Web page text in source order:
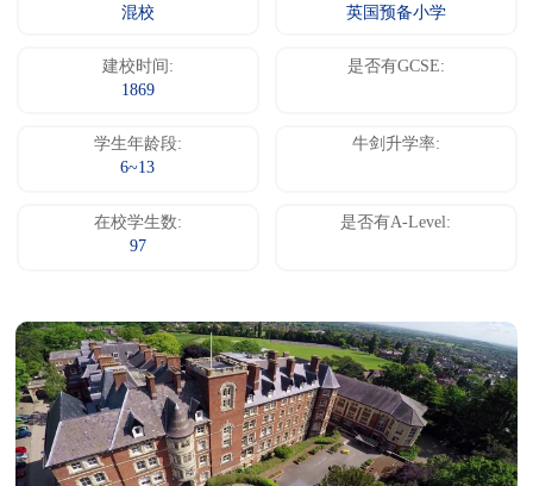
混校
英国预备小学
建校时间:
1869
是否有GCSE:
学生年龄段:
6~13
牛剑升学率:
在校学生数:
97
是否有A-Level: